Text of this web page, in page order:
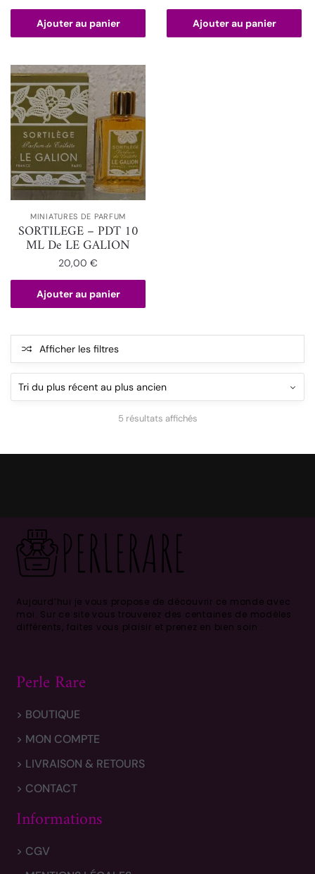
Ajouter au panier Ajouter au panier
MINIATURES DE PARFUM
SORTILEGE – PDT 10
ML De LE GALION
20,00€
Ajouter au panier
Afficher les filtres
5 résultats affichés
Aujourd’hui je vous propose de découvrir ce monde avec
moi. Sur ce site vous trouverez des centaines de modèles
différents, faites vous plaisir et prenez en bien soin .
Perle Rare
> BOUTIQUE
> MON COMPTE
> LIVRAISON & RETOURS
> CONTACT
Informations
> CGV